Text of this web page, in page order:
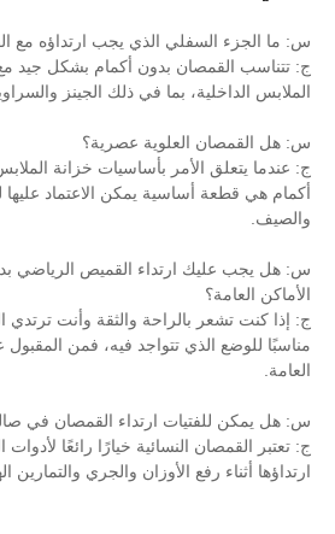
يجب ارتداؤه مع القميص العلوي؟
أكمام بشكل جيد مع مجموعة متنوعة من
في ذلك الجينز والسراويل القصيرة والتنانير.
عصرية؟
بأساسيات خزانة الملابس، فإن القمصان بدون
يمكن الاعتماد عليها لتخزينها في أشهر الربيع
القميص الرياضي بدون أكمام للنساء في
والثقة وأنت ترتدي القميص بدون أكمام،
فيه، فمن المقبول عمومًا ارتداءه في
القمصان في صالة الألعاب الرياضية؟
خيارًا رائعًا لأدوات الصالة الرياضية التي
والجري والتمارين الهجينة واليوجا.